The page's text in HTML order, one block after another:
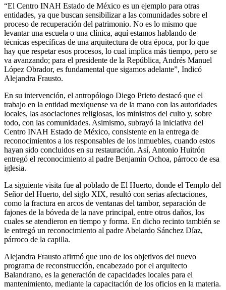
“El Centro INAH Estado de México es un ejemplo para otras
entidades, ya que buscan sensibilizar a las comunidades sobre el
proceso de recuperación del patrimonio. No es lo mismo que
levantar una escuela o una clínica, aquí estamos hablando de
técnicas específicas de una arquitectura de otra época, por lo que
hay que respetar esos procesos, lo cual implica más tiempo, pero se
va avanzando; para el presidente de la República, Andrés Manuel
López Obrador, es fundamental que sigamos adelante”, Indicó
Alejandra Frausto.
En su intervención, el antropólogo Diego Prieto destacó que el
trabajo en la entidad mexiquense va de la mano con las autoridades
locales, las asociaciones religiosas, los ministros del culto y, sobre
todo, con las comunidades. Asimismo, subrayó la iniciativa del
Centro INAH Estado de México, consistente en la entrega de
reconocimientos a los responsables de los inmuebles, cuando estos
hayan sido concluidos en su restauración. Así, Antonio Huitrón
entregó el reconocimiento al padre Benjamín Ochoa, párroco de esa
iglesia.
La siguiente visita fue al poblado de El Huerto, donde el Templo del
Señor del Huerto, del siglo XIX, resultó con serias afectaciones,
como la fractura en arcos de ventanas del tambor, separación de
fajones de la bóveda de la nave principal, entre otros daños, los
cuales se atendieron en tiempo y forma. En dicho recinto también se
le entregó un reconocimiento al padre Abelardo Sánchez Díaz,
párroco de la capilla.
Alejandra Frausto afirmó que uno de los objetivos del nuevo
programa de reconstrucción, encabezado por el arquitecto
Balandrano, es la generación de capacidades locales para el
mantenimiento, mediante la capacitación de los oficios en la materia.